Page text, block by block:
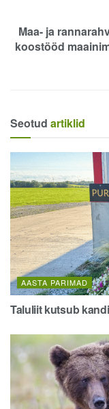
Maa- ja
koostööd
Seotud artiklid
AASTA PARIMAD
Taluliit kutsub